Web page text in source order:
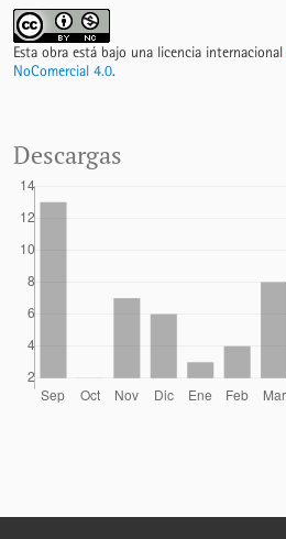
Esta obra está bajo una licencia internacional
NoComercial 4.0.
Descargas